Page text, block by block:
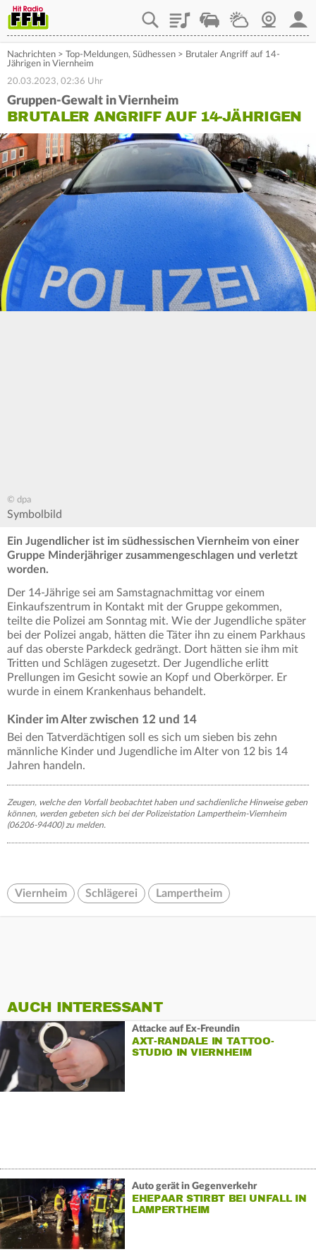
PlaylistStaupilotWetterWebcam
Nachrichten > Top-Meldungen, Südhessen > Brutaler Angriff auf 14-
Jährigen in Viernheim
20.03.2023, 02:36 Uhr
Gruppen-Gewalt in Viernheim
BRUTALER ANGRIFF AUF 14-JÄHRIGEN
© dpa
Symbolbild
Ein Jugendlicher ist im südhessischen Viernheim von einer
Gruppe Minderjähriger zusammengeschlagen und verletzt
worden.
Der 14-Jährige sei am Samstagnachmittag vor einem
Einkaufszentrum in Kontakt mit der Gruppe gekommen,
teilte die Polizei am Sonntag mit. Wie der Jugendliche später
bei der Polizei angab, hätten die Täter ihn zu einem Parkhaus
auf das oberste Parkdeck gedrängt. Dort hätten sie ihm mit
Tritten und Schlägen zugesetzt. Der Jugendliche erlitt
Prellungen im Gesicht sowie an Kopf und Oberkörper. Er
wurde in einem Krankenhaus behandelt.
Kinder im Alter zwischen 12 und 14
Bei den Tatverdächtigen soll es sich um sieben bis zehn
männliche Kinder und Jugendliche im Alter von 12 bis 14
Jahren handeln.
Zeugen, welche den Vorfall beobachtet haben und sachdienliche Hinweise geben
können, werden gebeten sich bei der Polizeistation Lampertheim-Viernheim
(06206-94400) zu melden.
Viernheim Schlägerei Lampertheim
AUCH INTERESSANT
Attacke auf Ex-Freundin
AXT-RANDALE IN TATTOO-
STUDIO IN VIERNHEIM
Auto gerät in Gegenverkehr
EHEPAAR STIRBT BEI UNFALL IN
LAMPERTHEIM